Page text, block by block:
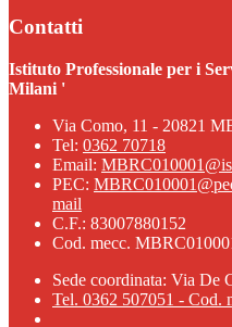
Contatti
Istituto Professionale per i
Milani '
Via Como, 11 - 20821
Tel: 0362 70718
Email:
PEC:
mail
C.F.: 83007880152
Cod. mecc.
Sede coordinata: Via De
Tel. 0362 507051 - Cod.